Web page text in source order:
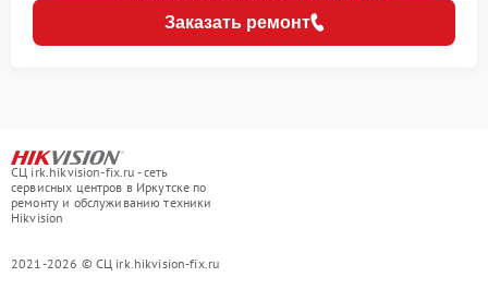
Заказать ремонт
СЦ irk.hikvision-fix.ru - сеть
сервисных центров в Иркутске по
ремонту и обслуживанию техники
Hikvision
2021-2026 © СЦ irk.hikvision-fix.ru